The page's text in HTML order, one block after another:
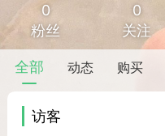
味”的小姐
0
粉丝
0
关注
全部 动态 购买
访客